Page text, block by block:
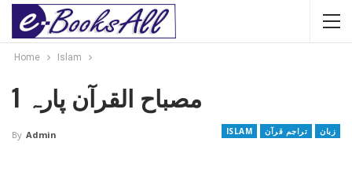
Home Islam
مصباح القرآن پارہ 1
ISLAM تراجم قرآن زبان By Admin